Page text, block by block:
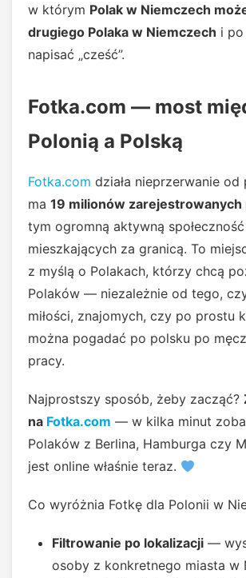
w którym Polak w Niemczech
drugiego Polaka w Niemczech i
napisać „cześć”.
Fotka.com — most
Polonią a Polską
Fotka.com działa nieprzerwanie
ma 19 milionów
tym ogromną aktywną
mieszkających za granicą. To
z myślą o Polakach, którzy chcą
Polaków — niezależnie od tego,
miłości, znajomych, czy po prostu
można pogadać po polsku po
pracy.
Najprostszy sposób, żeby zacząć?
na Fotka.com — w kilka minut
Polaków z Berlina, Hamburga czy
jest online właśnie teraz.
Co wyróżnia Fotkę dla Polonii w
Filtrowanie po lokalizacji —
osoby z konkretnego miasta w